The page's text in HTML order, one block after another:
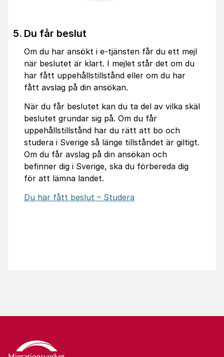
Du får beslut
Om du har ansökt i e-tjänsten får du ett mejl
när beslutet är klart. I mejlet står det om du
har fått uppehållstillstånd eller om du har
fått avslag på din ansökan.
När du får beslutet kan du ta del av vilka skäl
beslutet grundar sig på. Om du får
uppehållstillstånd har du rätt att bo och
studera i Sverige så länge tillståndet är giltigt.
Om du får avslag på din ansökan och
befinner dig i Sverige, ska du förbereda dig
för att lämna landet.
Du har fått beslut – Studera